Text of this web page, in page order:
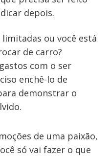
depois.
limitadas ou você está
de carro?
com o ser
enchê-lo de
demonstrar o
de uma paixão,
só vai fazer o que